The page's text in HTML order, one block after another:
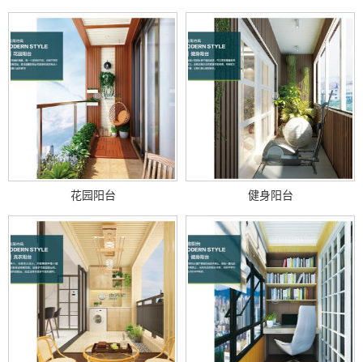
花园阳台 健身阳台